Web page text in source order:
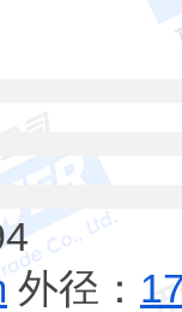
外径：